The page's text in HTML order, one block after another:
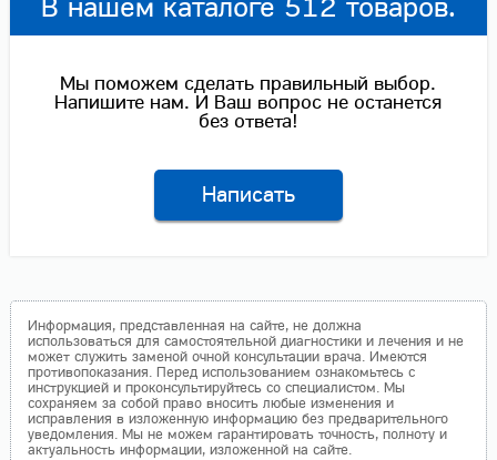
В нашем каталоге 512 товаров.
Мы поможем сделать правильный выбор.
Напишите нам. И Ваш вопрос не останется
без ответа!
Написать
Информация, представленная на сайте, не должна
использоваться для самостоятельной диагностики и лечения и не
может служить заменой очной консультации врача. Имеются
противопоказания. Перед использованием ознакомьтесь с
инструкцией и проконсультируйтесь со специалистом. Мы
сохраняем за собой право вносить любые изменения и
исправления в изложенную информацию без предварительного
уведомления. Мы не можем гарантировать точность, полноту и
актуальность информации, изложенной на сайте.